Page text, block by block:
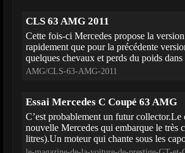
CLS 63 AMG 2011
Cette fois-ci Mercedes propose la
rapidement que pour la précédente
quelques chevaux et perds du poids
AMG/CLS-63-AMG-2011
Essai Mercedes C Coupé 63 AMG
C’est probablement un futur
nouvelle Mercedes qui embarque le très
litres).Un moteur qui chante sous les